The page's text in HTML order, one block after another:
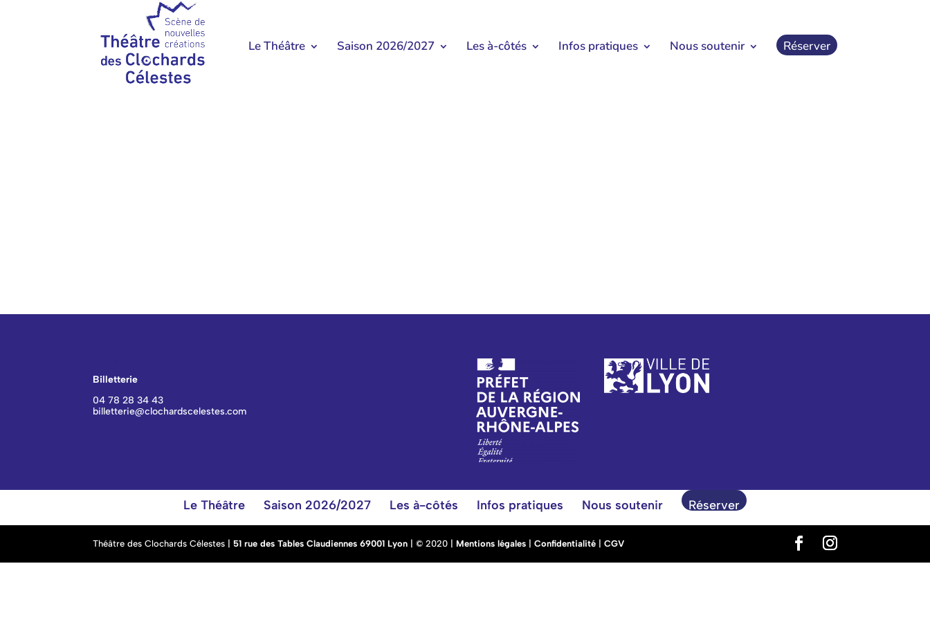
Le Théâtre Saison 2026/2027 Les à-côtés Infos pratiques Nous soutenir Réserver
Billetterie
04 78 28 34 43
billetterie@clochardscelestes.com
Le Théâtre Saison 2026/2027 Les à-côtés Infos pratiques Nous soutenir Réserver
Théâtre des Clochards Célestes |51 rue des Tables Claudiennes 69001 Lyon | © 2020 |Mentions légales |Confidentialité |CGV